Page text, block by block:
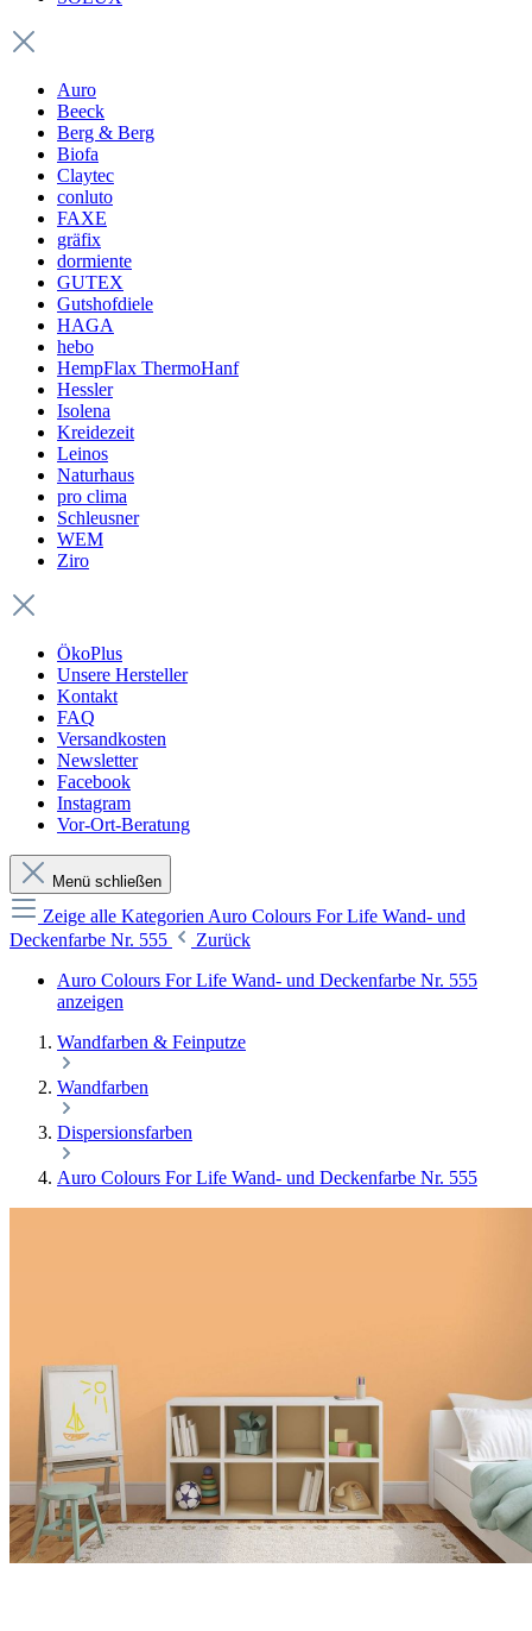
Auro
Beeck
Berg & Berg
Biofa
Claytec
conluto
FAXE
gräfix
dormiente
GUTEX
Gutshofdiele
HAGA
hebo
HempFlax ThermoHanf
Hessler
Isolena
Kreidezeit
Leinos
Naturhaus
pro clima
Schleusner
WEM
Ziro
ÖkoPlus
Unsere Hersteller
Kontakt
FAQ
Versandkosten
Newsletter
Facebook
Instagram
Vor-Ort-Beratung
Menü schließen
Zeige alle Kategorien Auro Colours For Life Wand- und
Deckenfarbe Nr. 555
Zurück
Auro Colours For Life Wand- und Deckenfarbe Nr. 555
anzeigen
Wandfarben & Feinputze
Wandfarben
Dispersionsfarben
Auro Colours For Life Wand- und Deckenfarbe Nr. 555